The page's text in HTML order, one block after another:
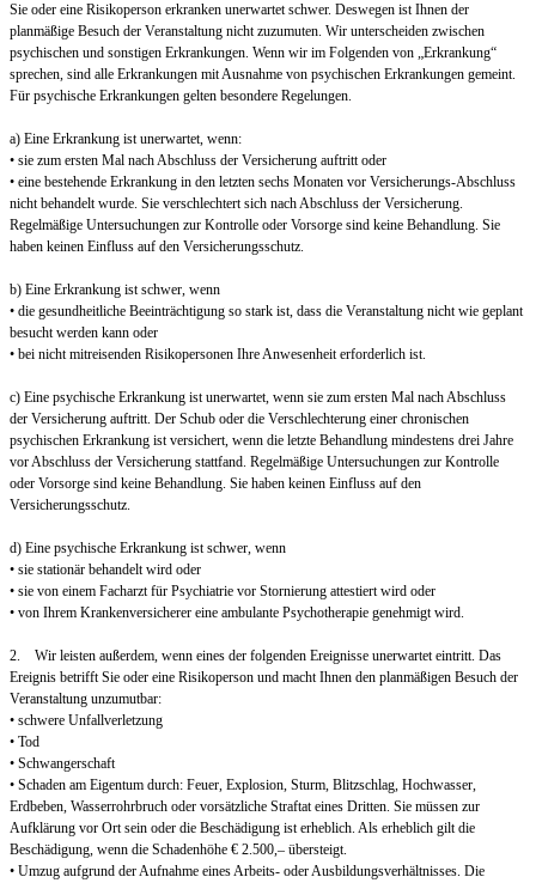
Sie oder eine Risikoperson erkranken unerwartet schwer. Deswegen ist Ihnen der
planmäßige Besuch der Veranstaltung nicht zuzumuten. Wir unterscheiden zwischen
psychischen und sonstigen Erkrankungen. Wenn wir im Folgenden von „Erkrankung“
sprechen, sind alle Erkrankungen mit Ausnahme von psychischen Erkrankungen gemeint.
Für psychische Erkrankungen gelten besondere Regelungen.
a) Eine Erkrankung ist unerwartet, wenn:
• sie zum ersten Mal nach Abschluss der Versicherung auftritt oder
• eine bestehende Erkrankung in den letzten sechs Monaten vor Versicherungs-Abschluss
nicht behandelt wurde. Sie verschlechtert sich nach Abschluss der Versicherung.
Regelmäßige Untersuchungen zur Kontrolle oder Vorsorge sind keine Behandlung. Sie
haben keinen Einfluss auf den Versicherungsschutz.
b) Eine Erkrankung ist schwer, wenn
• die gesundheitliche Beeinträchtigung so stark ist, dass die Veranstaltung nicht wie geplant
besucht werden kann oder
• bei nicht mitreisenden Risikopersonen Ihre Anwesenheit erforderlich ist.
c) Eine psychische Erkrankung ist unerwartet, wenn sie zum ersten Mal nach Abschluss
der Versicherung auftritt. Der Schub oder die Verschlechterung einer chronischen
psychischen Erkrankung ist versichert, wenn die letzte Behandlung mindestens drei Jahre
vor Abschluss der Versicherung stattfand. Regelmäßige Untersuchungen zur Kontrolle
oder Vorsorge sind keine Behandlung. Sie haben keinen Einfluss auf den
Versicherungsschutz.
d) Eine psychische Erkrankung ist schwer, wenn
• sie stationär behandelt wird oder
• sie von einem Facharzt für Psychiatrie vor Stornierung attestiert wird oder
• von Ihrem Krankenversicherer eine ambulante Psychotherapie genehmigt wird.
2. Wir leisten außerdem, wenn eines der folgenden Ereignisse unerwartet eintritt. Das
Ereignis betrifft Sie oder eine Risikoperson und macht Ihnen den planmäßigen Besuch der
Veranstaltung unzumutbar:
• schwere Unfallverletzung
• Tod
• Schwangerschaft
• Schaden am Eigentum durch: Feuer, Explosion, Sturm, Blitzschlag, Hochwasser,
Erdbeben, Wasserrohrbruch oder vorsätzliche Straftat eines Dritten. Sie müssen zur
Aufklärung vor Ort sein oder die Beschädigung ist erheblich. Als erheblich gilt die
Beschädigung, wenn die Schadenhöhe € 2.500,– übersteigt.
• Umzug aufgrund der Aufnahme eines Arbeits- oder Ausbildungsverhältnisses. Die